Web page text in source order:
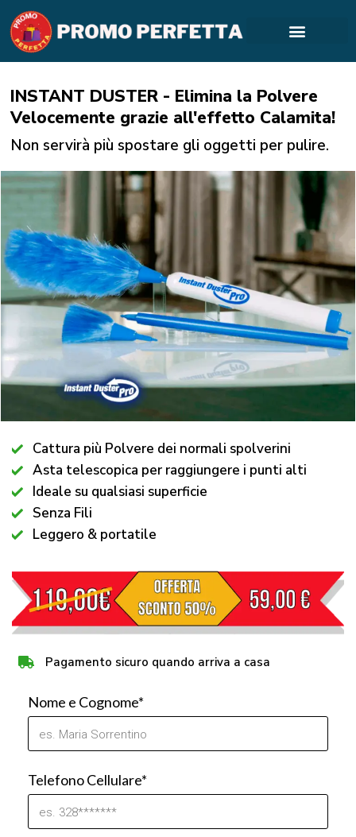
INSTANT DUSTER - Elimina la Polvere
Velocemente grazie all'effetto Calamita!
Non servirà più spostare gli oggetti per pulire.
Cattura più Polvere dei normali spolverini
Asta telescopica per raggiungere i punti alti
Ideale su qualsiasi superficie
Senza Fili
Leggero & portatile
Pagamento sicuro quando arriva a casa
Nome e Cognome*
Telefono Cellulare*